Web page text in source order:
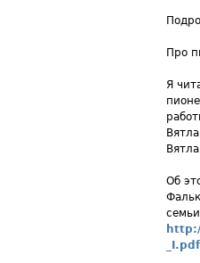
Про
Я
Об
_I.pdf